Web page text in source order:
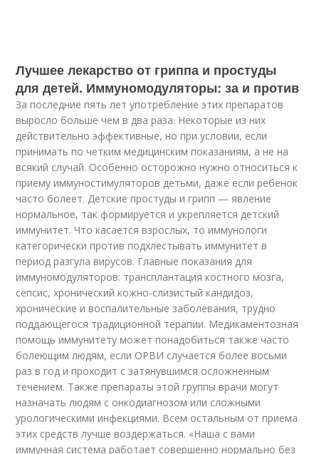
Лучшее лекарство от гриппа и простуды
для детей. Иммуномодуляторы: за и против
За последние пять лет употребление этих препаратов
выросло больше чем в два раза. Некоторые из них
действительно эффективные, но при условии, если
принимать по четким медицинским показаниям, а не на
всякий случай. Особенно осторожно нужно относиться к
приему иммуностимуляторов детьми, даже если ребенок
часто болеет. Детские простуды и грипп — явление
нормальное, так формируется и укрепляется детский
иммунитет. Что касается взрослых, то иммунологи
категорически против подхлестывать иммунитет в
период разгула вирусов. Главные показания для
иммуномодуляторов: трансплантация костного мозга,
сепсис, хронический кожно-слизистый кандидоз,
хронические и воспалительные заболевания, трудно
поддающегося традиционной терапии. Медикаментозная
помощь иммунитету может понадобиться также часто
болеющим людям, если ОРВИ случается более восьми
раз в год и проходит с затянувшимся осложненным
течением. Также препараты этой группы врачи могут
назначать людям с онкодиагнозом или сложными
урологическими инфекциями. Всем остальным от приема
этих средств лучше воздержаться. «Наша с вами
иммунная система работает совершенно нормально без